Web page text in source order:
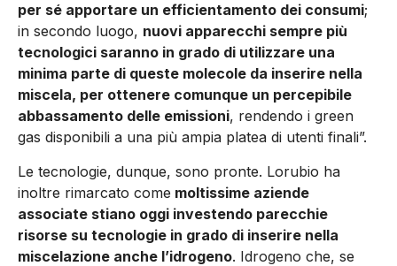
per sé apportare un efficientamento dei consumi;
in secondo luogo, nuovi apparecchi sempre più
tecnologici saranno in grado di utilizzare una
minima parte di queste molecole da inserire nella
miscela, per ottenere comunque un percepibile
abbassamento delle emissioni, rendendo i green
gas disponibili a una più ampia platea di utenti finali”.
Le tecnologie, dunque, sono pronte. Lorubio ha
inoltre rimarcato come moltissime aziende
associate stiano oggi investendo parecchie
risorse su tecnologie in grado di inserire nella
miscelazione anche l’idrogeno. Idrogeno che, se